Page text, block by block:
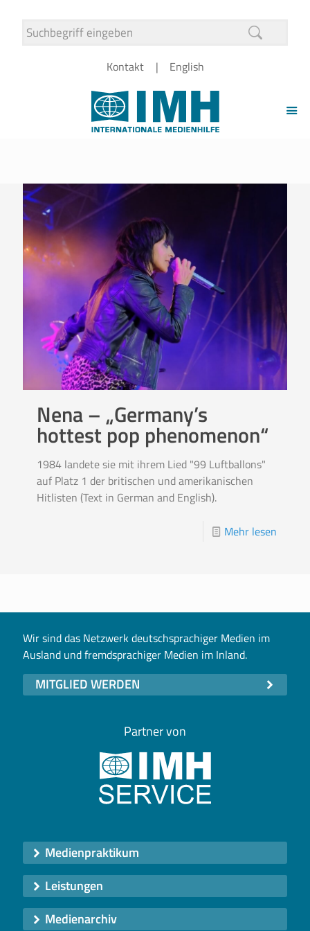
Kontakt English
Nena – „Germany’s
hottest pop phenomenon“
1984 landete sie mit ihrem Lied "99 Luftballons"
auf Platz 1 der britischen und amerikanischen
Hitlisten (Text in German and English).
Mehr lesen
Wir sind das Netzwerk deutschsprachiger Medien im
Ausland und fremdsprachiger Medien im Inland.
MITGLIED WERDEN
Partner von
Medienpraktikum
Leistungen
Medienarchiv